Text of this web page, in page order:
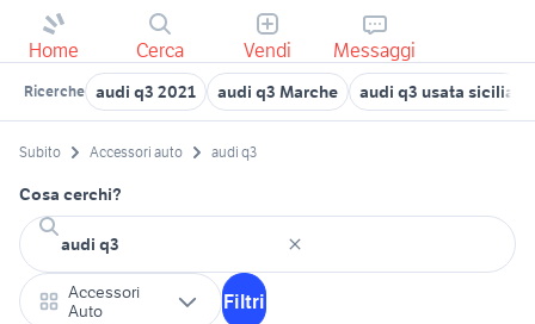
Home Cerca Vendi Messaggi
Ricerche audi q3 2021 audi q3 Marche audi q3 usata sicilia
Subito Accessori auto audi q3
Cosa cerchi?
Accessori
Auto
Filtri